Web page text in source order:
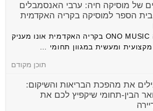
של מוסיקה חיה: ערבי האנסמבלים
הספר למוסיקה בקריה האקדמית
בית הספר למוסיקה ONO MUSIC בקריה האקדמית אונו מעניק
ומעשית במגוון תחומי …
תוכן מקודם
את מהפכת הבריאות והשיקום:
הבין-תחומי שיקפיץ לכם את